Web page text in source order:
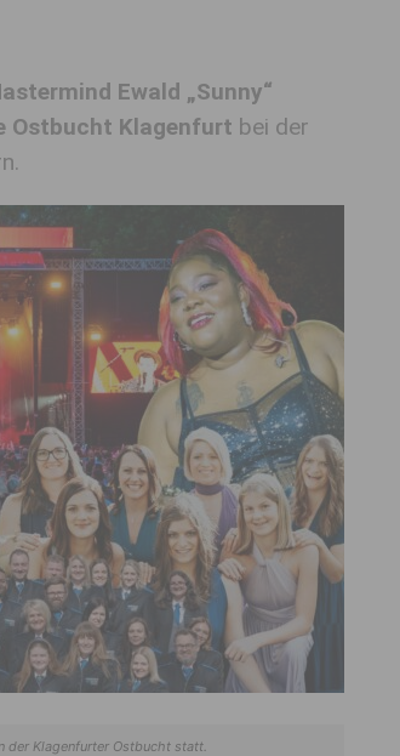
Ewald „Sunny“
Ostbucht Klagenfurt bei der
der Klagenfurter Ostbucht statt.